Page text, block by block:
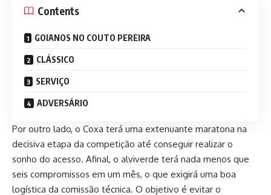
Contents
GOIANOS NO COUTO PEREIRA
CLÁSSICO
SERVIÇO
ADVERSÁRIO
Por outro lado, o Coxa terá uma extenuante maratona na
decisiva etapa da competição até conseguir realizar o
sonho do acesso. Afinal, o alviverde terá nada menos que
seis compromissos em um mês, o que exigirá uma boa
logística da comissão técnica. O objetivo é evitar o